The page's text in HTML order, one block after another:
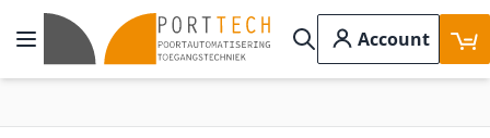
Ga naar de inhoud
Toggle Nav
Search
Account